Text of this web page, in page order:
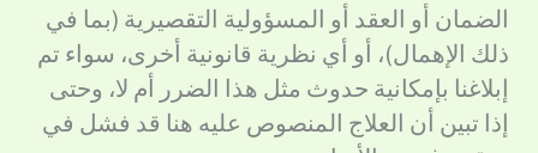
الضمان أو العقد أو المسؤولية التقصيرية (بما في
ذلك الإهمال)، أو أي نظرية قانونية أخرى، سواء تم
إبلاغنا بإمكانية حدوث مثل هذا الضرر أم لا، وحتى
إذا تبين أن العلاج المنصوص عليه هنا قد فشل في